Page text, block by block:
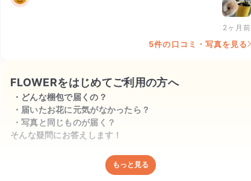
2ヶ月前
5件の口コミ・写真を見る
FLOWERをはじめてご利用の方へ
どんな梱包で届くの？
届いたお花に元気がなかったら？
写真と同じものが届く？
そんな疑問にお答えします！
どんな梱包で届くの？
もっと見る